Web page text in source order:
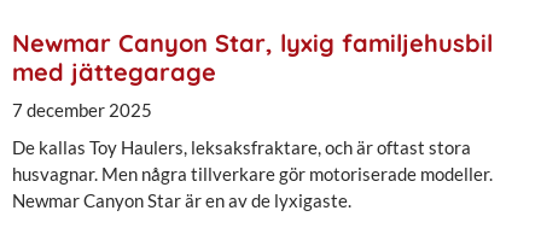
Newmar Canyon Star, lyxig familjehusbil
med jättegarage
7 december 2025
De kallas Toy Haulers, leksaksfraktare, och är oftast stora
husvagnar. Men några tillverkare gör motoriserade modeller.
Newmar Canyon Star är en av de lyxigaste.